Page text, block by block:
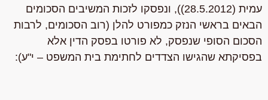
עמית (28.5.2012)), ונפסקו לזכות המשיבים הסכומים
הבאים בראשי הנזק כמפורט להלן (רוב הסכומים, לרבות
הסכום הסופי שנפסק, לא פורטו בפסק הדין אלא
בפסיקתא שהגישו הצדדים לחתימת בית המשפט – י"ע):